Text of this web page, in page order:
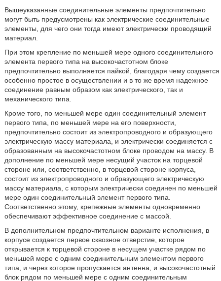
Вышеуказанные соединительные элементы предпочтительно
могут быть предусмотрены как электрические соединительные
элементы, для чего они тогда имеют электрически проводящий
материал.
При этом крепление по меньшей мере одного соединительного
элемента первого типа на высокочастотном блоке
предпочтительно выполняется пайкой, благодаря чему создается
особенно простое в осуществлении и в то же время надежное
соединение равным образом как электрического, так и
механического типа.
Кроме того, по меньшей мере один соединительный элемент
первого типа, по меньшей мере на его поверхности,
предпочтительно состоит из электропроводного и образующего
электрическую массу материала, и электрически соединяется с
образованным на высокочастотном блоке проводом на массу. В
дополнение по меньшей мере несущий участок на торцевой
стороне или, соответственно, в торцевой стороне корпуса,
состоит из электропроводного и образующего электрическую
массу материала, с которым электрически соединен по меньшей
мере один соединительный элемент первого типа.
Соответственно этому, крепежные элементы одновременно
обеспечивают эффективное соединение с массой.
В дополнительном предпочтительном варианте исполнения, в
корпусе создается первое сквозное отверстие, которое
открывается к торцевой стороне в несущем участке рядом по
меньшей мере с одним соединительным элементом первого
типа, и через которое пропускается антенна, и высокочастотный
блок рядом по меньшей мере с одним соединительным